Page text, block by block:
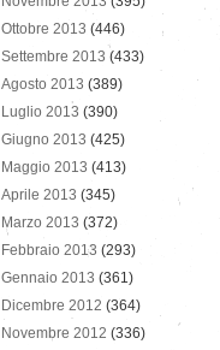
Ottobre 2013 (446)
Settembre 2013 (433)
Agosto 2013 (389)
Luglio 2013 (390)
Giugno 2013 (425)
Maggio 2013 (413)
Aprile 2013 (345)
Marzo 2013 (372)
Febbraio 2013 (293)
Gennaio 2013 (361)
Dicembre 2012 (364)
Novembre 2012 (336)